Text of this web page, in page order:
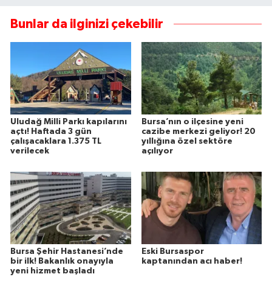
Bunlar da ilginizi çekebilir
Uludağ Milli Parkı kapılarını
açtı! Haftada 3 gün
çalışacaklara 1.375 TL
verilecek
Bursa’nın o ilçesine yeni
cazibe merkezi geliyor! 20
yıllığına özel sektöre
açılıyor
Bursa Şehir Hastanesi’nde
bir ilk! Bakanlık onayıyla
yeni hizmet başladı
Eski Bursaspor
kaptanından acı haber!